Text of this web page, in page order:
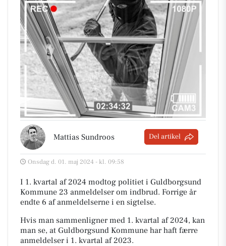
Mattias Sundroos Del artikel
Onsdag d. 01. maj 2024 - kl. 09:58
I 1. kvartal af 2024 modtog politiet i Guldborgsund
Kommune 23 anmeldelser om indbrud. Forrige år
endte 6 af anmeldelserne i en sigtelse.
Hvis man sammenligner med 1. kvartal af 2024, kan
man se, at Guldborgsund Kommune har haft færre
anmeldelser i 1. kvartal af 2023.